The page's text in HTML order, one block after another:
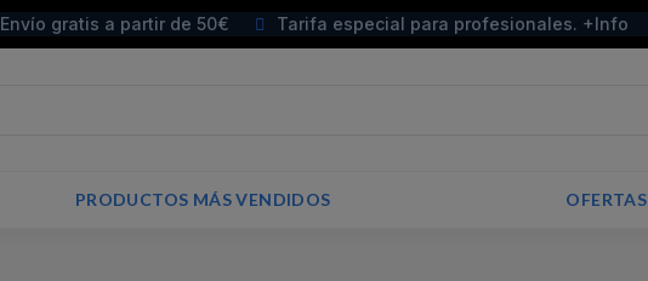
Envío gratis a partir de 50€ Tarifa especial para profesionales. +Info
PRODUCTOS MÁS VENDIDOS OFERTAS